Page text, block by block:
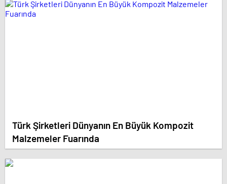
Türk Şirketleri Dünyanın En Büyük Kompozit
Malzemeler Fuarında